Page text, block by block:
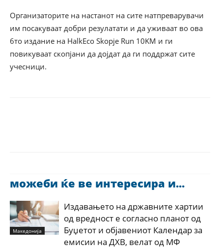
Организаторите на настанот на сите натпреварувачи
им посакуваат добри резулатати и да уживаат во ова
6то издание на HalkEco Skopje Run 10KM и ги
повикуваат скопјани да дојдат да ги поддржат сите
учесници.
можеби ќе ве интересира и...
Македонија
Издавањето на државните хартии
од вредност е согласно планот од
Буџетот и објавениот Календар за
емисии на ДХВ, велат од МФ